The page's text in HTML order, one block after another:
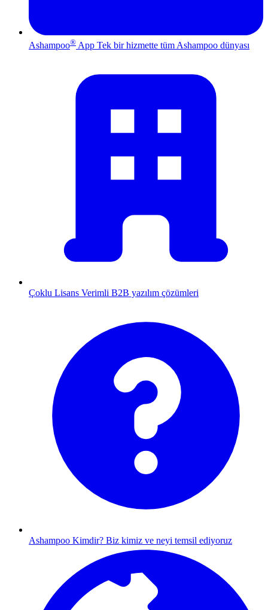
Ashampoo® App Tek bir hizmette tüm Ashampoo dünyası
Çoklu Lisans Verimli B2B yazılım çözümleri
Ashampoo Kimdir? Biz kimiz ve neyi temsil ediyoruz